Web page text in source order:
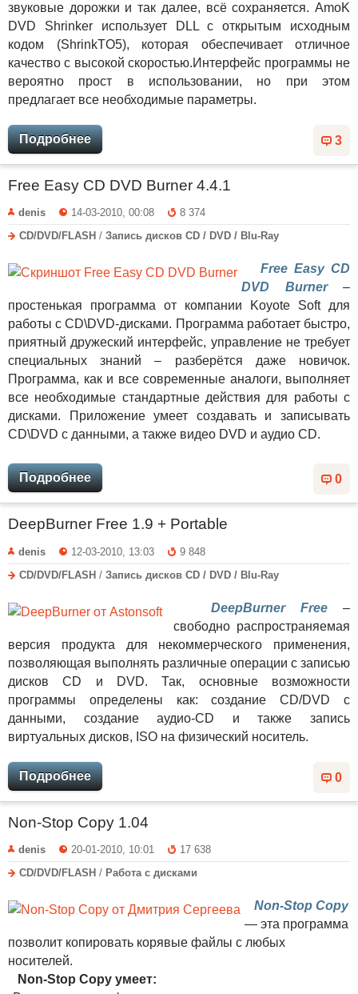
звуковые дорожки и так далее, всё сохраняется. AmoK
DVD Shrinker использует DLL с открытым исходным
кодом (ShrinkTO5), которая обеспечивает отличное
качество с высокой скоростью.Интерфейс программы не
вероятно прост в использовании, но при этом
предлагает все необходимые параметры.
3
Подробнее
Free Easy CD DVD Burner 4.4.1
denis 14-03-2010, 00:08
8 374
CD/DVD/FLASH / Запись дисков CD / DVD / Blu-Ray
Free Easy CD
DVD Burner–
простенькая программа от компании Koyote Soft для
работы с CD\DVD-дисками. Программа работает быстро,
приятный дружеский интерфейс, управление не требует
специальных знаний – разберётся даже новичок.
Программа, как и все современные аналоги, выполняет
все необходимые стандартные действия для работы с
дисками. Приложение умеет создавать и записывать
CD\DVD с данными, а также видео DVD и аудио CD.
0
Подробнее
DeepBurner Free 1.9 + Portable
denis 12-03-2010, 13:03
9 848
CD/DVD/FLASH / Запись дисков CD / DVD / Blu-Ray
DeepBurner Free –
свободно распространяемая
версия продукта для некоммерческого применения,
позволяющая выполнять различные операции с записью
дисков CD и DVD. Так, основные возможности
программы определены как: создание CD/DVD с
данными, создание аудио-CD и также запись
виртуальных дисков, ISO на физический носитель.
0
Подробнее
Non-Stop Copy 1.04
denis 20-01-2010, 10:01
17 638
CD/DVD/FLASH / Работа с дисками
Non-Stop Copy
— эта программа
позволит копировать корявые файлы с любых
носителей.
Non-Stop Copy умеет: